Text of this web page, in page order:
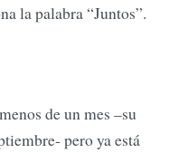
la palabra “Juntos”.
de un mes –su
pero ya está